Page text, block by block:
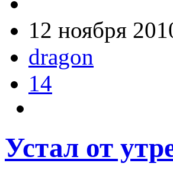
12 ноября
dragon
14
Устал от